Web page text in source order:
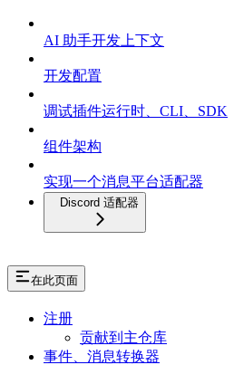
AI 助手开发上下文
开发配置
调试插件运行时、CLI、SDK
组件架构
实现一个消息平台适配器
Discord 适配器
在此页面
注册
贡献到主仓库
事件、消息转换器